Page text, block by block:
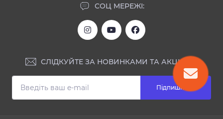
СОЦ МЕРЕЖІ:
СЛІДКУЙТЕ ЗА НОВИНКАМИ ТА АКЦІЯМИ:
Підпишіться